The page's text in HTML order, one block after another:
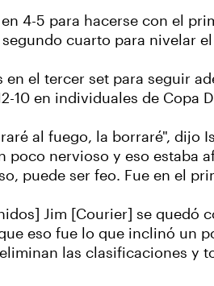
4-5 para hacerse con el
cuarto para nivelar
el tercer set para seguir
10 en individuales de Copa
al fuego, la borraré", dijo
poco nervioso y eso estaba
puede ser feo. Fue en el
Jim [Courier] se
eso fue lo que inclinó un
las clasificaciones